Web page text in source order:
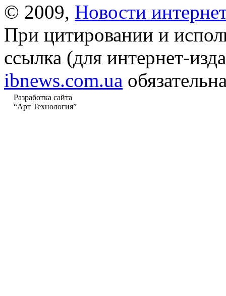
© 2009, Новости
При цитировании и
ссылка (для интернет-
ibnews.com.ua
Разработка сайта
“Арт Технология”